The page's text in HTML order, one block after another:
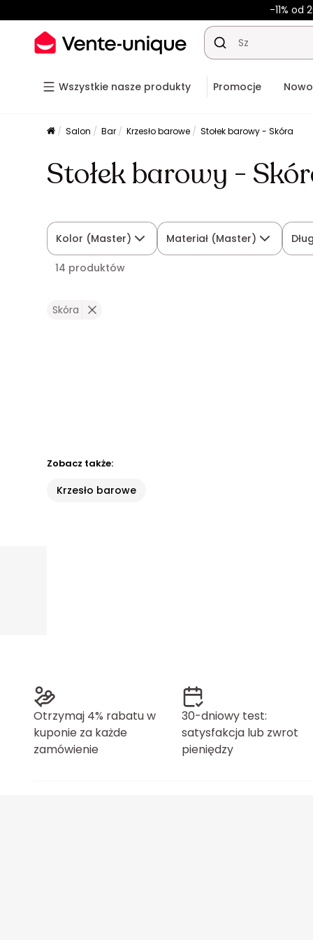
-11% od
Wszystkie nasze produkty Promocje
Salon Bar Krzesło barowe Stołek barowy - Skóra
Stołek barowy -
Kolor (Master) Materiał (Master)
14 produktów
Skóra
Zobacz także:
Krzesło barowe
Otrzymaj 4% rabatu w
kuponie za każde
zamówienie
30-dniowy test:
satysfakcja lub zwrot
pieniędzy